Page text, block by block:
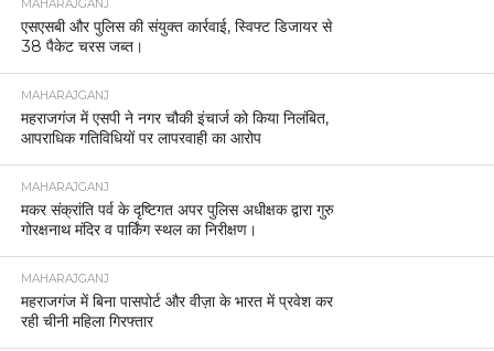
MAHARAJGANJ
एसएसबी और पुलिस की संयुक्त कार्रवाई, स्विफ्ट डिजायर से
38 पैकेट चरस जब्त।
MAHARAJGANJ
महराजगंज में एसपी ने नगर चौकी इंचार्ज को किया निलंबित,
आपराधिक गतिविधियों पर लापरवाही का आरोप
MAHARAJGANJ
मकर संक्रांति पर्व के दृष्टिगत अपर पुलिस अधीक्षक द्वारा गुरु
गोरक्षनाथ मंदिर व पार्किंग स्थल का निरीक्षण।
MAHARAJGANJ
महराजगंज में बिना पासपोर्ट और वीज़ा के भारत में प्रवेश कर
रही चीनी महिला गिरफ्तार